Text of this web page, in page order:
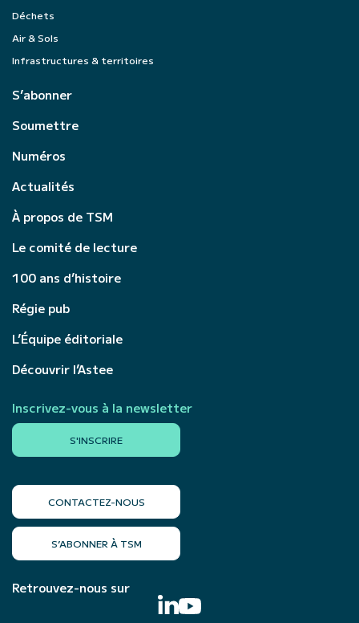
Déchets
Air & Sols
Infrastructures & territoires
S’abonner
Soumettre
Numéros
Actualités
À propos de TSM
Le comité de lecture
100 ans d’histoire
Régie pub
L’Équipe éditoriale
Découvrir l’Astee
Inscrivez-vous à la newsletter
S'INSCRIRE
CONTACTEZ-NOUS
S’ABONNER À TSM
Retrouvez-nous sur